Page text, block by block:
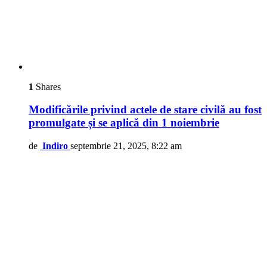
1 Shares
Modificările privind actele de stare civilă au fost
promulgate și se aplică din 1 noiembrie
de Indiro septembrie 21, 2025, 8:22 am